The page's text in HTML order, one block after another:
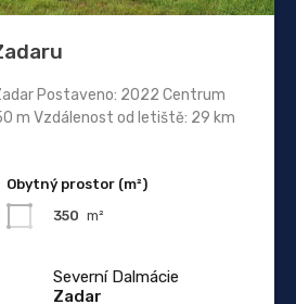
Postaveno: 2022 Centrum
m Vzdálenost od letiště: 29 km
Obytný prostor (m²)
350 m²
Severní Dalmácie
Zadar